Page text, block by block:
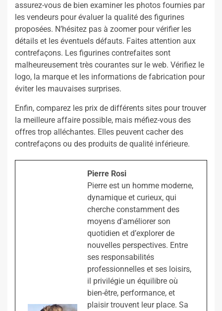
assurez-vous de bien examiner les photos fournies par
les vendeurs pour évaluer la qualité des figurines
proposées. N’hésitez pas à zoomer pour vérifier les
détails et les éventuels défauts. Faites attention aux
contrefaçons. Les figurines contrefaites sont
malheureusement très courantes sur le web. Vérifiez le
logo, la marque et les informations de fabrication pour
éviter les mauvaises surprises.
Enfin, comparez les prix de différents sites pour trouver
la meilleure affaire possible, mais méfiez-vous des
offres trop alléchantes. Elles peuvent cacher des
contrefaçons ou des produits de qualité inférieure.
Pierre Rosi
Pierre est un homme moderne,
dynamique et curieux, qui
cherche constamment des
moyens d'améliorer son
quotidien et d’explorer de
nouvelles perspectives. Entre
ses responsabilités
professionnelles et ses loisirs,
il privilégie un équilibre où
bien-être, performance, et
plaisir trouvent leur place. Sa